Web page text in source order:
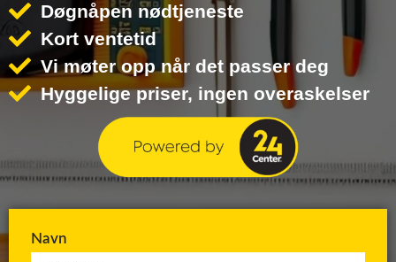
Døgnåpen nødtjeneste
Kort ventetid
Vi møter opp når det passer deg
Hyggelige priser, ingen overaskelser
Navn